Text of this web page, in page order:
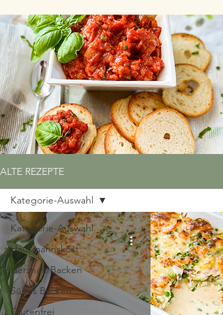
ALTE REZEPTE
Kategorie-Auswahl
Hausmannskost
Herzhaft Backen
Süßes Backen
Glutenfrei
Kategorie-Auswahl